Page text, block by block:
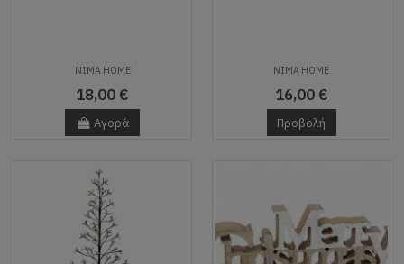
NIMA HOME
18,00 €
Αγορά
NIMA HOME
16,00 €
Προβολή